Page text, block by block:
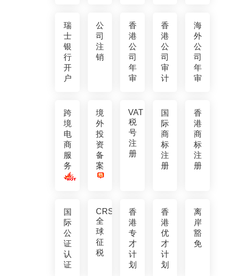
瑞
士
银
行
开
户
公
司
注
销
香
港
公
司
年
审
香
港
公
司
审
计
海
外
公
司
年
审
跨
境
电
商
服
务
境
外
投
资
备
案
VAT
税
号
注
册
国
际
商
标
注
册
香
港
商
标
注
册
国
际
公
证
认
证
CRS
全
球
征
税
香
港
专
才
计
划
香
港
优
才
计
划
离
岸
豁
免